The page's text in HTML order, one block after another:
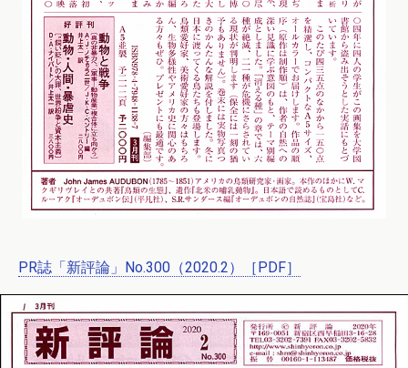
PR誌「新評論」No.300（2020.2）［PDF］